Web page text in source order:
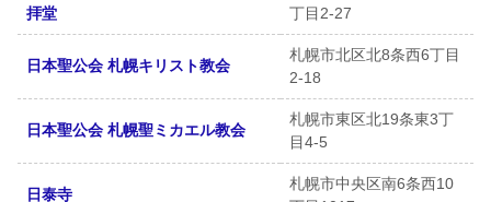
拝堂
丁目2-27
日本聖公会 札幌キリスト教会
札幌市北区北8条西6丁目
2-18
日本聖公会 札幌聖ミカエル教会
札幌市東区北19条東3丁
目4-5
日泰寺
札幌市中央区南6条西10